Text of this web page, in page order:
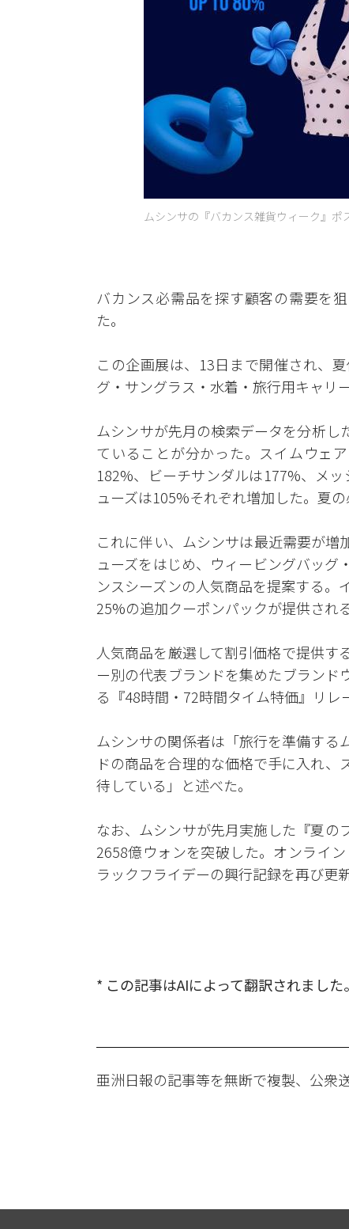
ムシンサの『バカンス雑貨ウィーク』ポ
バカンス必需品を探す顧客の需要を
た。
この企画展は、13日まで開催され、
グ・サングラス・水着・旅行用キャリ
ムシンサが先月の検索データを分析し
ていることが分かった。スイムウェ
182%、ビーチサンダルは177%、メ
ューズは105%それぞれ増加した。夏
これに伴い、ムシンサは最近需要が
ューズをはじめ、ウィービングバッ
ンスシーズンの人気商品を提案する
25%の追加クーポンパックが提供される
人気商品を厳選して割引価格で提供す
ー別の代表ブランドを集めたブラン
る『48時間・72時間タイム特価』リレ
ムシンサの関係者は「旅行を準備する
ドの商品を合理的な価格で手に入れ
待している」と述べた。
なお、ムシンサが先月実施した『夏
2658億ウォンを突破した。オンライ
ラックフライデーの興行記録を再び更新
* この記事はAIによって翻訳されました。
亜洲日報の記事等を無断で複製、公衆